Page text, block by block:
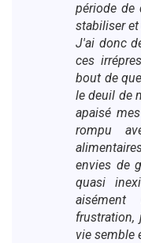
période de
stabiliser
J'ai donc
ces
bout de
le deuil de
apaisé
rompu
envies de
quasi
vie semble